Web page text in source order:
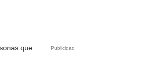
Publicidad
que